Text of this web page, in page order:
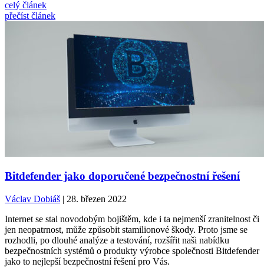
celý článek
přečíst článek
Bitdefender jako doporučené bezpečnostní řešení
Václav Dobiáš | 28. březen 2022
Internet se stal novodobým bojištěm, kde i ta nejmenší zranitelnost či
jen neopatrnost, může způsobit stamilionové škody. Proto jsme se
rozhodli, po dlouhé analýze a testování, rozšířit naši nabídku
bezpečnostních systémů o produkty výrobce společnosti Bitdefender
jako to nejlepší bezpečnostní řešení pro Vás.